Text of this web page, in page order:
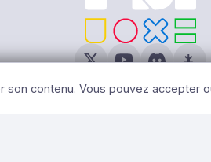
– Tous Droits Réservés | Mentions
contenu. Vous pouvez accepter